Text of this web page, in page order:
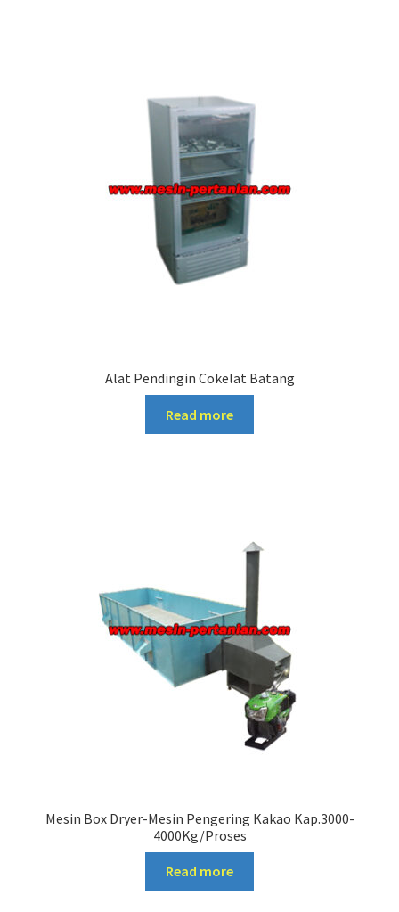
Alat Pendingin Cokelat Batang
Read more
Mesin Box Dryer-Mesin Pengering Kakao Kap.3000-
4000Kg/Proses
Read more